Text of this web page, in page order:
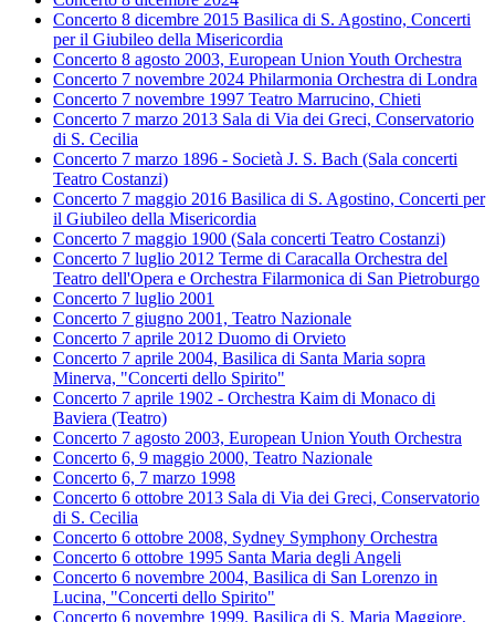
Concerto 8 dicembre 2015 Basilica di S. Agostino, Concerti
per il Giubileo della Misericordia
Concerto 8 agosto 2003, European Union Youth Orchestra
Concerto 7 novembre 2024 Philarmonia Orchestra di Londra
Concerto 7 novembre 1997 Teatro Marrucino, Chieti
Concerto 7 marzo 2013 Sala di Via dei Greci, Conservatorio
di S. Cecilia
Concerto 7 marzo 1896 - Società J. S. Bach (Sala concerti
Teatro Costanzi)
Concerto 7 maggio 2016 Basilica di S. Agostino, Concerti per
il Giubileo della Misericordia
Concerto 7 maggio 1900 (Sala concerti Teatro Costanzi)
Concerto 7 luglio 2012 Terme di Caracalla Orchestra del
Teatro dell'Opera e Orchestra Filarmonica di San Pietroburgo
Concerto 7 luglio 2001
Concerto 7 giugno 2001, Teatro Nazionale
Concerto 7 aprile 2012 Duomo di Orvieto
Concerto 7 aprile 2004, Basilica di Santa Maria sopra
Minerva, "Concerti dello Spirito"
Concerto 7 aprile 1902 - Orchestra Kaim di Monaco di
Baviera (Teatro)
Concerto 7 agosto 2003, European Union Youth Orchestra
Concerto 6, 9 maggio 2000, Teatro Nazionale
Concerto 6, 7 marzo 1998
Concerto 6 ottobre 2013 Sala di Via dei Greci, Conservatorio
di S. Cecilia
Concerto 6 ottobre 2008, Sydney Symphony Orchestra
Concerto 6 ottobre 1995 Santa Maria degli Angeli
Concerto 6 novembre 2004, Basilica di San Lorenzo in
Lucina, "Concerti dello Spirito"
Concerto 6 novembre 1999, Basilica di S. Maria Maggiore,